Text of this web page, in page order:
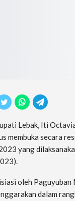
Lebak, Iti
membuka secara
yang
oleh Paguyuban
dalam